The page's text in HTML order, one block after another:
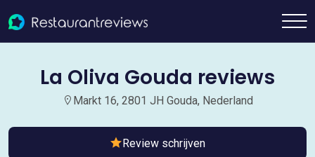
La Oliva Gouda reviews
Markt 16, 2801 JH Gouda, Nederland
Review schrijven